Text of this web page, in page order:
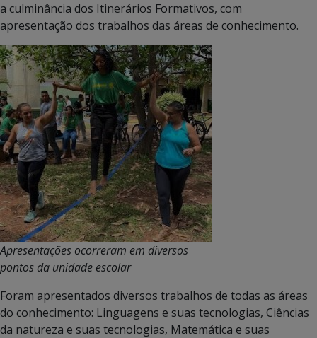
a culminância dos Itinerários Formativos, com
apresentação dos trabalhos das áreas de conhecimento.
Apresentações ocorreram em diversos
pontos da unidade escolar
Foram apresentados diversos trabalhos de todas as áreas
do conhecimento: Linguagens e suas tecnologias, Ciências
da natureza e suas tecnologias, Matemática e suas